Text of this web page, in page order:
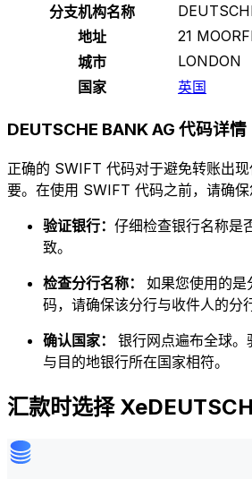
分支机构名称
地址
21
城市
LONDON
国家
英国
DEUTSCHE BANK AG 代码详情
正确的 SWIFT 代码对于避免转账出
要。在使用 SWIFT 代码之前，请确保
验证银行： 仔细检查银行名称是
致。
检查分行名称： 如果您使用的
码，请确保该分行与收件人的分
确认国家： 银行网点遍布全球
与目的地银行所在国家相符。
汇款时选择